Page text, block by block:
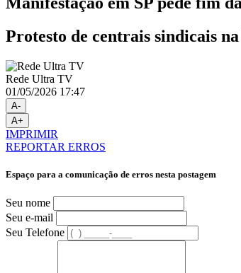
Protesto de centrais sindicais
Rede Ultra TV
01/05/2026 17:47
A-
A+
IMPRIMIR
REPORTAR ERROS
Espaço para a comunicação de erros nesta postagem
Seu nome
Seu e-mail
Seu Telefone